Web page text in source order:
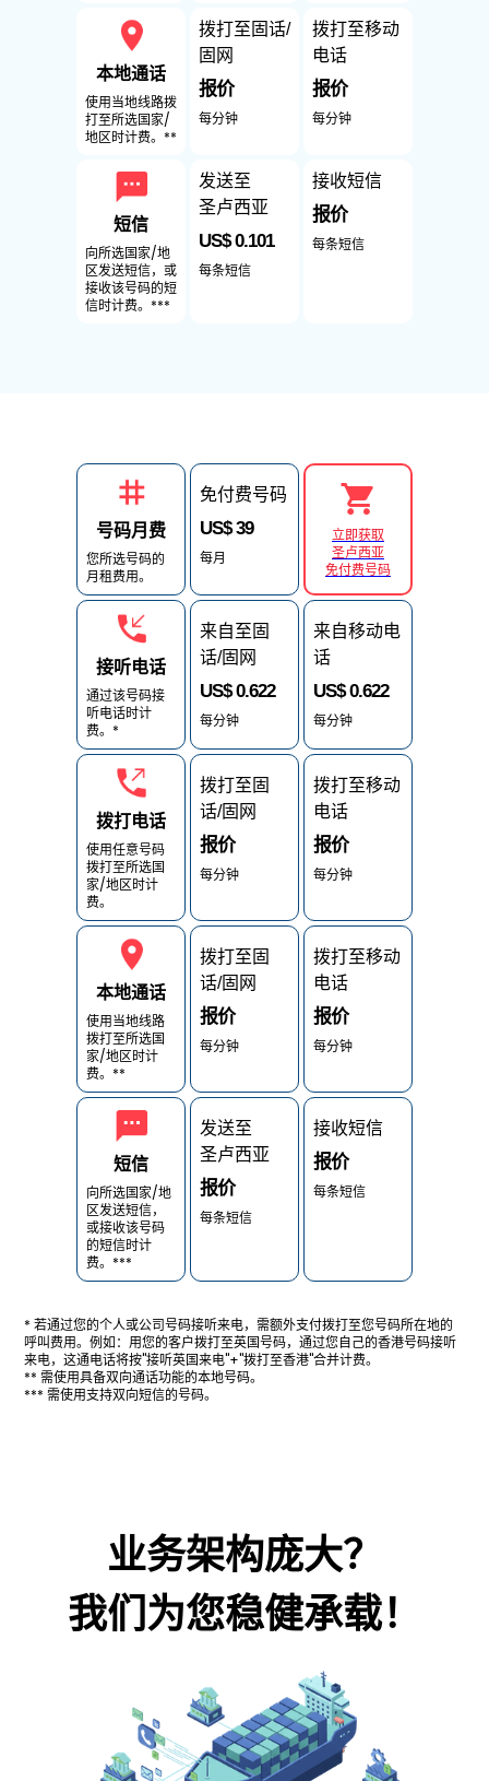
本地通话
使用当地线路拨
打至所选国家/
地区时计费。**
短信
向所选国家/地
区发送短信，或
接收该号码的短
信时计费。***
拨打至固话/
固网
报价
每分钟
发送至
圣卢西亚
US$ 0.101
每条短信
拨打至移动
电话
报价
每分钟
接收短信
报价
每条短信
号码月费
您所选号码的
月租费用。
接听电话
通过该号码接
听电话时计
费。*
拨打电话
使用任意号码
拨打至所选国
家/地区时计
费。
本地通话
使用当地线路
拨打至所选国
家/地区时计
费。**
短信
向所选国家/地
区发送短信，
或接收该号码
的短信时计
费。***
免付费号码
US$ 39
每月
来自至固
话/固网
US$ 0.622
每分钟
拨打至固
话/固网
报价
每分钟
拨打至固
话/固网
报价
每分钟
发送至
圣卢西亚
报价
每条短信
立即获取
圣卢西亚
免付费号码
来自移动电
话
US$ 0.622
每分钟
拨打至移动
电话
报价
每分钟
拨打至移动
电话
报价
每分钟
接收短信
报价
每条短信
* 若通过您的个人或公司号码接听来电，需额外支付拨打至您号码所在地的
呼叫费用。例如：用您的客户拨打至英国号码，通过您自己的香港号码接听
来电，这通电话将按"接听英国来电"+"拨打至香港"合并计费。
** 需使用具备双向通话功能的本地号码。
*** 需使用支持双向短信的号码。
业务架构庞大？
我们为您稳健承载！